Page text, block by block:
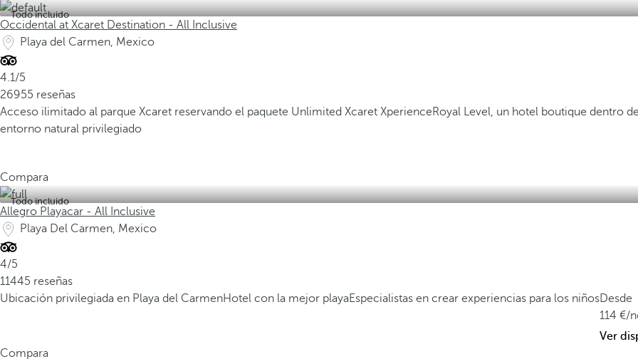
Todo incluido
Occidental at Xcaret Destination - All Inclusive
Playa del Carmen, Mexico
4.1/5
26955 reseñas
Acceso ilimitado al parque Xcaret reservando el paquete Unlimited Xcaret XperienceRoyal Level, un hotel boutique dentro
entorno natural privilegiado
Compara
Todo incluido
Allegro Playacar - All Inclusive
Playa Del Carmen, Mexico
4/5
11445 reseñas
Ubicación privilegiada en Playa del CarmenHotel con la mejor playaEspecialistas en crear experiencias para los niñosDesde
114
/
Ver
Compara